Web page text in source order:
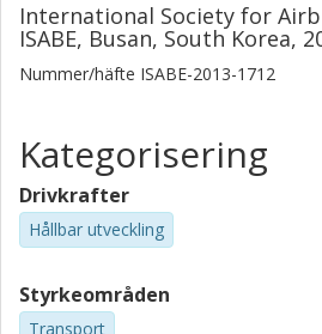
International Society for
ISABE, Busan, South Korea,
Nummer/häfte ISABE-2013-1712
Kategorisering
Drivkrafter
Hållbar utveckling
Styrkeområden
Transport